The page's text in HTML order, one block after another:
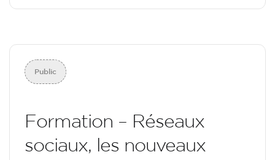
Public
Formation – Réseaux
sociaux, les nouveaux